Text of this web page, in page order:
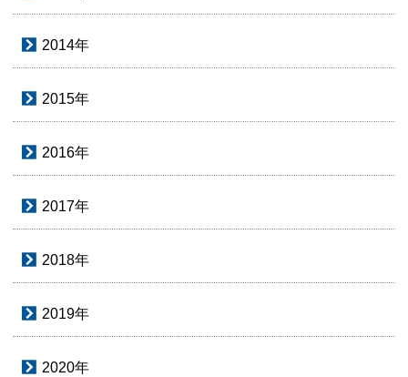
2014年
2015年
2016年
2017年
2018年
2019年
2020年